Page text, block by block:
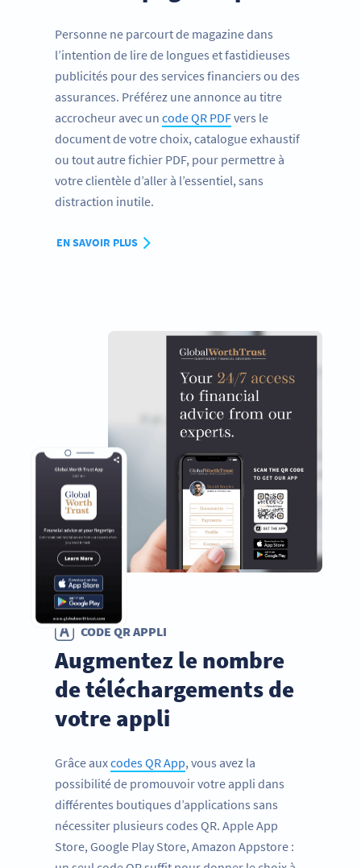
Personne ne parcourt de magazine dans
l’intention de lire de longues et fastidieuses
publicités pour des services financiers ou des
assurances. Préférez une annonce au titre
accrocheur avec un code QR PDFvers le
document de votre choix, catalogue exhaustif
ou tout autre fichier PDF, pour permettre à
votre clientèle d’aller à l’essentiel, sans
distraction inutile.
EN SAVOIR PLUS
CODE QR APPLI
Augmentez le nombre
de téléchargements de
votre appli
Grâce auxcodes QR App, vous avez la
possibilité de promouvoir votre appli dans
différentes boutiques d’applications sans
nécessiter plusieurs codes QR. Apple App
Store, Google Play Store, Amazon Appstore :